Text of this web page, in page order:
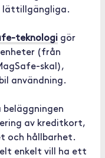
lättillgängliga.
teknologi gör
(från
skal),
användning.
beläggningen
av kreditkort,
och hållbarhet.
enkelt vill ha ett